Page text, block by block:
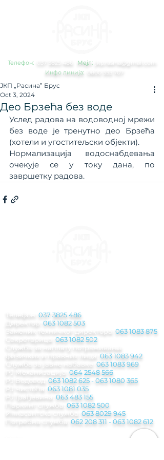
Телефон: 37 3825 486 Мејл:
jkp.rasina@gmail.com
Инфо линија:
0800 353 707
Део Брзећа без воде
ЈКП „Расина” Брус
Oct 3, 2024
Услед радова на водоводној мрежи
без воде је тренутно део Брзећа
(хотели и угоститељски објекти).
Нормализација водоснабдевања
очекује се у току дана, по
завршетку радова.
Телефон: 037 3825 486
063 1082 503
063 1083 875
063 1082 502
Служба за наплату потраживања
физичких и правних лица:
063 1083 942
Служба за јавне набавке:
063 1083 969
064 2548 566
РЈ Водовод: 063 1082 625-063 1080 365
РЈ Чистоћа: 063 1081 035
РЈ Грађевина:
063 483 155
Паркинг служба
063 1082 500
Инкасантска служба: 063 8029 945
Погребна служба:
062 208 311 - 063 1082612